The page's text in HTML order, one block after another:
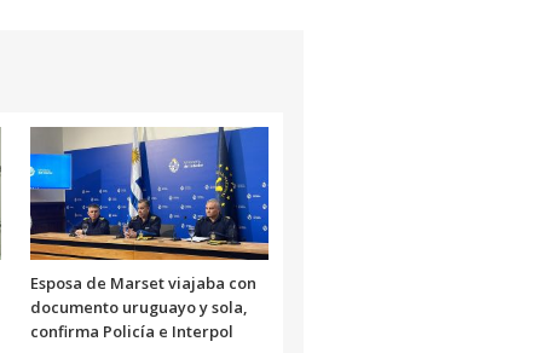
Esposa de Marset viajaba con
documento uruguayo y sola,
confirma Policía e Interpol